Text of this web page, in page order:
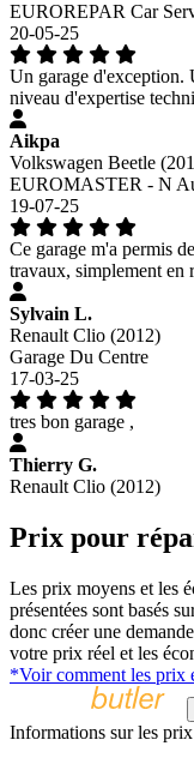
EUROREPAR Car
20-05-25
Un garage d'exception.
niveau d'expertise
Aikpa
Volkswagen Beetle
EUROMASTER - N
19-07-25
Ce garage m'a permis
travaux, simplement en
Sylvain L.
Renault Clio (2012)
Garage Du Centre
17-03-25
tres bon garage ,
Thierry G.
Renault Clio (2012)
Prix pour
Les prix moyens et les
présentées sont basés
donc créer une
votre prix réel et les
*Voir comment les prix
Informations sur les